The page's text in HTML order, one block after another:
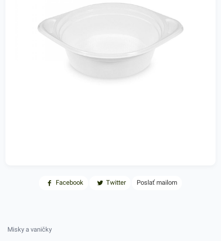
Facebook Twitter Poslať mailom
Misky a vaničky